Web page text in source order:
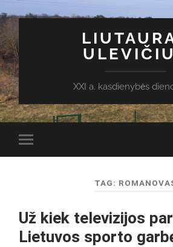
XXI a. kasdienybės
Toggle
mobile
TAG:
Už kiek televizijos
Lietuvos sporto